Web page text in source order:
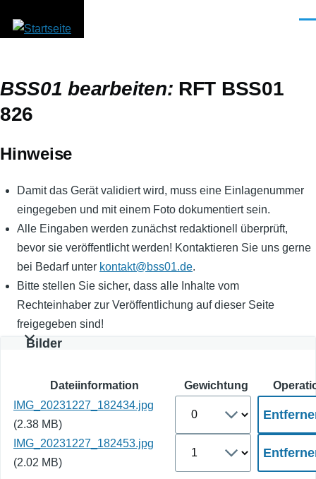
BSS01 bearbeiten: RFT BSS01
826
Hinweise
Damit das Gerät validiert wird, muss eine Einlagenummer
eingegeben und mit einem Foto dokumentiert sein.
Alle Eingaben werden zunächst redaktionell überprüft,
bevor sie veröffentlicht werden! Kontaktieren Sie uns gerne
bei Bedarf unter kontakt@bss01.de.
Bitte stellen Sie sicher, dass alle Inhalte vom
Rechteinhaber zur Veröffentlichung auf dieser Seite
freigegeben sind!
Bilder
Dateiinformation Gewichtung
IMG_20231227_182434.jpg
(2.38 MB)
Datei
IMG_20231227_182453.jpg
(2.02 MB)